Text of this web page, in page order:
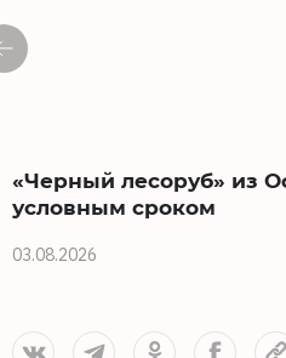
«Черный лесоруб» из
условным сроком
03.08.2026